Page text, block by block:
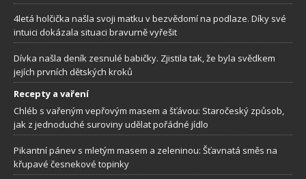
4letá holčička našla svoji matku v bezvědomí na podlaze. Díky své
intuici dokázala situaci bravurně vyřešit
Dívka našla deník zesnulé babičky. Zjistila tak, že byla svědkem
jejích prvních dětských kroků
Recepty a vaření
Chléb s vařeným vepřovým masem a šťávou: Staročeský způsob,
jak z jednoduché suroviny udělat pořádné jídlo
Pikantní pánev s mletým masem a zeleninou: Šťavnatá směs na
křupavé česnekové topinky